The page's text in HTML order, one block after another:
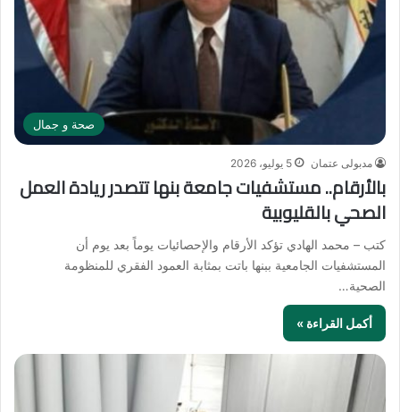
صحة و جمال
مدبولى عتمان 5 يوليو، 2026
بالأرقام.. مستشفيات جامعة بنها تتصدر ريادة العمل
الصحي بالقليوبية
كتب – محمد الهادي تؤكد الأرقام والإحصائيات يوماً بعد يوم أن
المستشفيات الجامعية ببنها باتت بمثابة العمود الفقري للمنظومة
الصحية…
أكمل القراءة »